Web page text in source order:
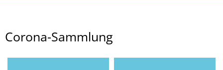
Corona-
Sammlung
Corona-Sammlung